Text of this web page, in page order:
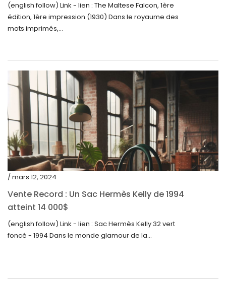
février 2023
janvier 2023
novembre 2022
octobre 2022
septembre 2022
août 2022
juillet 2022
juin 2022
mai 2022
mars 2022
février 2022
(english follow) Link - lien : The Maltese Falcon, 1ère
édition, 1ère impression (1930) Dans le royaume des
mots imprimés,...
/ mars 12, 2024
Vente Record : Un Sac Hermès Kelly de 1994
atteint 14 000$
(english follow) Link - lien : Sac Hermès Kelly 32 vert
foncé - 1994 Dans le monde glamour de la...